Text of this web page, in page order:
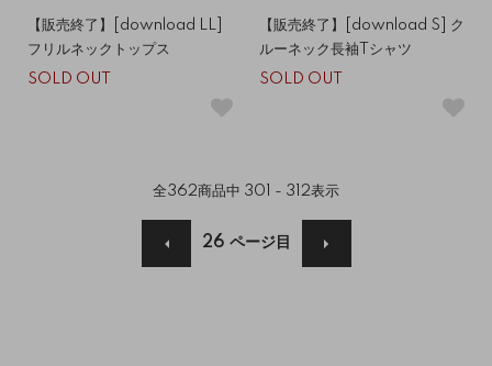
【販売終了】[download LL]
フリルネックトップス
SOLD OUT
【販売終了】[download S] ク
ルーネック長袖Tシャツ
SOLD OUT
全362商品中 301 - 312表示
26 ページ目